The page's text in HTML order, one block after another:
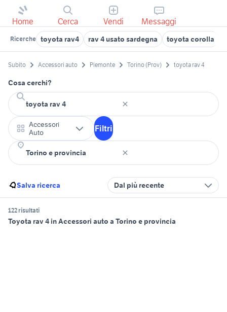
Home Cerca Vendi Messaggi
Ricerche toyota rav4 rav 4 usato sardegna toyota corolla
Subito Accessori auto Piemonte Torino (Prov) toyota rav 4
Cosa cerchi?
Accessori
Auto
Filtri
Salva ricerca Dal più recente
122 risultati
Toyota rav 4 in Accessori auto a Torino e provincia